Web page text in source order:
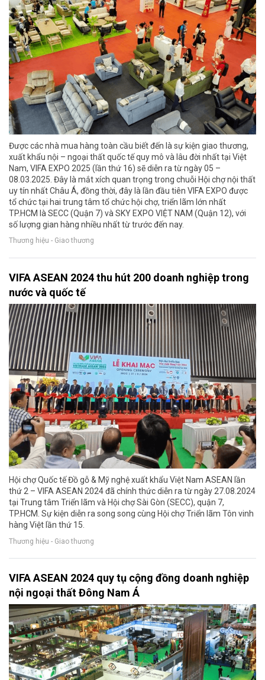
Được các nhà mua hàng toàn cầu biết đến là sự kiện giao thương,
xuất khẩu nội – ngoại thất quốc tế quy mô và lâu đời nhất tại Việt
Nam, VIFA EXPO 2025 (lần thứ 16) sẽ diễn ra từ ngày 05 –
08.03.2025. Đây là mắt xích quan trọng trong chuỗi Hội chợ nội thất
uy tín nhất Châu Á, đồng thời, đây là lần đầu tiên VIFA EXPO được
tổ chức tại hai trung tâm tổ chức hội chợ, triển lãm lớn nhất
TP.HCM là SECC (Quận 7) và SKY EXPO VIỆT NAM (Quận 12), với
số lượng gian hàng nhiều nhất từ trước đến nay.
Thương hiệu - Giao thương
VIFA ASEAN 2024 thu hút 200 doanh nghiệp trong
nước và quốc tế
Hội chợ Quốc tế Đồ gỗ & Mỹ nghệ xuất khẩu Việt Nam ASEAN lần
thứ 2 – VIFA ASEAN 2024 đã chính thức diễn ra từ ngày 27.08.2024
tại Trung tâm Triển lãm và Hội chợ Sài Gòn (SECC), quận 7,
TP.HCM. Sự kiện diễn ra song song cùng Hội chợ Triển lãm Tôn vinh
hàng Việt lần thứ 15.
Thương hiệu - Giao thương
VIFA ASEAN 2024 quy tụ cộng đồng doanh nghiệp
nội ngoại thất Đông Nam Á